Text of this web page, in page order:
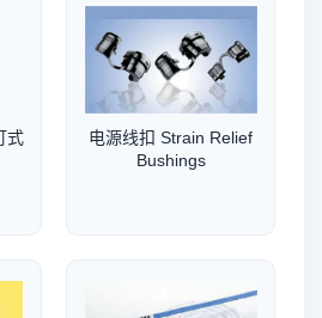
式
电源线扣 Strain Relief
Bushings